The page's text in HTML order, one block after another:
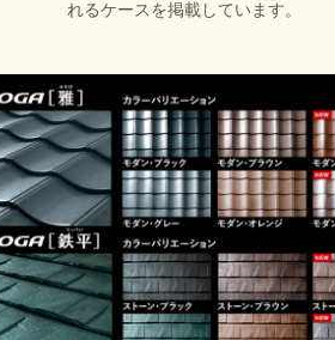
れるケースを掲載しています。